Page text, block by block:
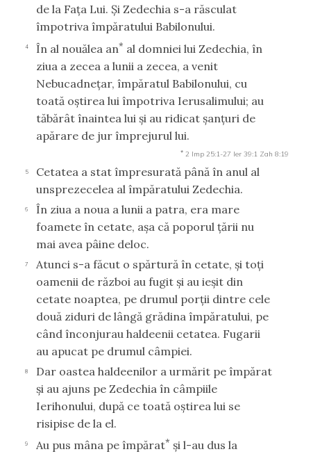
de la Faţa Lui. Şi Zedechia s-a răsculat
împotriva împăratului Babilonului.
4 În al nouălea an* al domniei lui Zedechia, în
ziua a zecea a lunii a zecea, a venit
Nebucadneţar, împăratul Babilonului, cu
toată oştirea lui împotriva Ierusalimului; au
tăbărât înaintea lui şi au ridicat şanţuri de
apărare de jur împrejurul lui.
* 2 Imp 25:1-27 Ier 39:1 Zah 8:19
5
Cetatea a stat împresurată până în anul al
unsprezecelea al împăratului Zedechia.
6
În ziua a noua a lunii a patra, era mare
foamete în cetate, aşa că poporul ţării nu
mai avea pâine deloc.
7
Atunci s-a făcut o spărtură în cetate, şi toţi
oamenii de război au fugit şi au ieşit din
cetate noaptea, pe drumul porţii dintre cele
două ziduri de lângă grădina împăratului, pe
când înconjurau haldeenii cetatea. Fugarii
au apucat pe drumul câmpiei.
8
Dar oastea haldeenilor a urmărit pe împărat
şi au ajuns pe Zedechia în câmpiile
Ierihonului, după ce toată oştirea lui se
risipise de la el.
9 Au pus mâna pe împărat* şi l-au dus la